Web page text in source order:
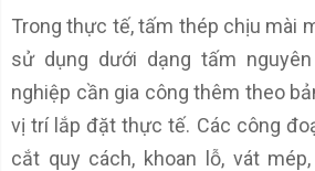
Trong thực tế, tấm thép chịu mài
sử dụng dưới dạng tấm
nghiệp cần gia công thêm theo
vị trí lắp đặt thực tế. Các công
cắt quy cách, khoan lỗ, vát